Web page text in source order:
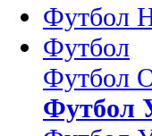
Футбол
Футбол
Футбол
Футбол